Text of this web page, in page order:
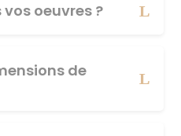
oeuvres ?
de